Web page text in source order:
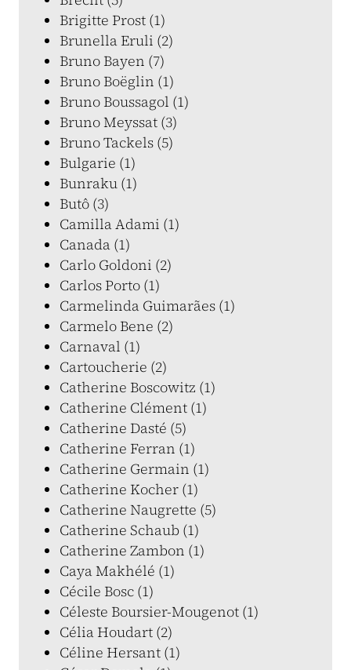
Brigitte Prost (1)
Brunella Eruli (2)
Bruno Bayen (7)
Bruno Boëglin (1)
Bruno Boussagol (1)
Bruno Meyssat (3)
Bruno Tackels (5)
Bulgarie (1)
Bunraku (1)
Butô (3)
Camilla Adami (1)
Canada (1)
Carlo Goldoni (2)
Carlos Porto (1)
Carmelinda Guimarães (1)
Carmelo Bene (2)
Carnaval (1)
Cartoucherie (2)
Catherine Boscowitz (1)
Catherine Clément (1)
Catherine Dasté (5)
Catherine Ferran (1)
Catherine Germain (1)
Catherine Kocher (1)
Catherine Naugrette (5)
Catherine Schaub (1)
Catherine Zambon (1)
Caya Makhélé (1)
Cécile Bosc (1)
Céleste Boursier-Mougenot (1)
Célia Houdart (2)
Céline Hersant (1)